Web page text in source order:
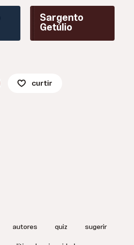
Sargento
Getúlio
curtir
autores quiz sugerir